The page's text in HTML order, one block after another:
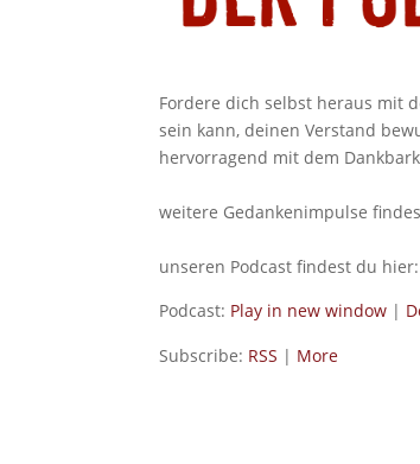
Fordere dich selbst heraus mit
sein kann, deinen Verstand
hervorragend mit dem
weitere Gedankenimpulse
unseren Podcast findest du
Podcast: Play in new window |
Subscribe: RSS | More